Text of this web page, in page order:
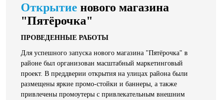
Открытие нового магазина
"Пятёрочка"
ПРОВЕДЕННЫЕ РАБОТЫ
Для успешного запуска нового магазина "Пятёрочка" в
районе был организован масштабный маркетинговый
проект. В преддверии открытия на улицах района были
размещены яркие промо-стойки и баннеры, а также
привлечены промоутеры с привлекательным внешним